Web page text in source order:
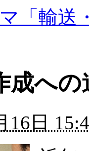
「輸送
成への
16日